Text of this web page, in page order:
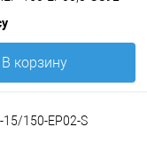
В корзину
15/150-EP02-S